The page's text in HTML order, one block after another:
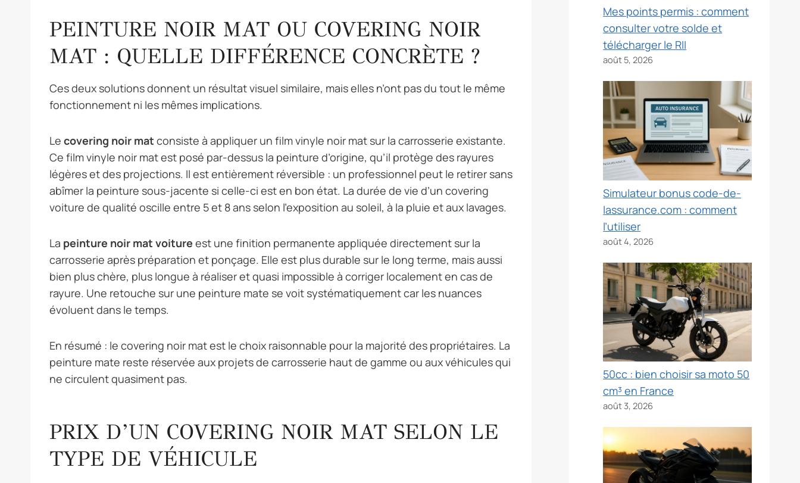
PEINTURE NOIR MAT OU COVERING NOIR
MAT : QUELLE DIFFÉRENCE CONCRÈTE ?
Ces deux solutions donnent un résultat visuel similaire, mais elles n’ont pas du tout le même
fonctionnement ni les mêmes implications.
Le covering noir mat consiste à appliquer un film vinyle noir mat sur la carrosserie existante.
Ce film vinyle noir mat est posé par-dessus la peinture d’origine, qu’il protège des rayures
légères et des projections. Il est entièrement réversible : un professionnel peut le retirer sans
abîmer la peinture sous-jacente si celle-ci est en bon état. La durée de vie d’un covering
voiture de qualité oscille entre 5 et 8 ans selon l’exposition au soleil, à la pluie et aux lavages.
La peinture noir mat voiture est une finition permanente appliquée directement sur la
carrosserie après préparation et ponçage. Elle est plus durable sur le long terme, mais aussi
bien plus chère, plus longue à réaliser et quasi impossible à corriger localement en cas de
rayure. Une retouche sur une peinture mate se voit systématiquement car les nuances
évoluent dans le temps.
En résumé : le covering noir mat est le choix raisonnable pour la majorité des propriétaires. La
peinture mate reste réservée aux projets de carrosserie haut de gamme ou aux véhicules qui
ne circulent quasiment pas.
PRIX D’UN COVERING NOIR MAT SELON LE
TYPE DE VÉHICULE
Mes points permis : comment
consulter votre solde et
télécharger le RII
août 5, 2026
Simulateur bonus code-de-
lassurance.com : comment
l’utiliser
août 4, 2026
50cc : bien choisir sa moto 50
cm³ en France
août 3, 2026